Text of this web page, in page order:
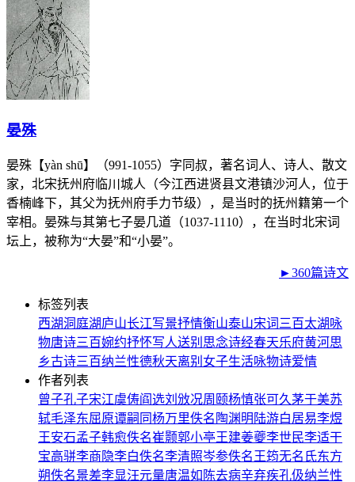
晏殊
晏殊【yàn shū】（991-1055）字同叔，著名词人、诗人、散文
家，北宋抚州府临川城人（今江西进贤县文港镇沙河人，位于
香楠峰下，其父为抚州府手力节级），是当时的抚州籍第一个
宰相。晏殊与其第七子晏几道（1037-1110），在当时北宋词
坛上，被称为“大晏”和“小晏”。
►360篇诗文
标签列表
西湖洞庭湖庐山长江写景抒情衡山泰山宋词三百太湖 咏
物唐诗三百婉约抒怀写人送别 思念诗经春天乐府黄河思
乡古诗三百纳兰性德秋天离别 女子生活咏物诗爱情
作者列表
曾子孔子宋江虞俦阎选刘攽况周颐杨慎张可久茅于美苏
轼毛泽东屈原谭嗣同杨万里佚名 陶渊明 陆游白居易李煜
王安石孟子韩愈佚名崔颢郭小亭王建姜夔李世民李适干
宝高骈李商隐李白佚名李清照岑参佚名 王筠无名氏东方
朔佚名景差李显汪元量唐温如 陈去病辛弃疾孔伋纳兰性